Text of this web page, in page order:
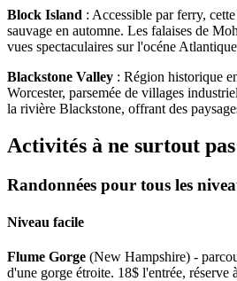
Block Island : Accessible par ferry,
sauvage en automne. Les falaises de
vues spectaculaires sur l'océne
Blackstone Valley : Région historique
Worcester, parsemée de villages
la rivière Blackstone, offrant des
Activités à ne surtout
Randonnées pour tous les
Niveau facile
Flume Gorge (New Hampshire) -
d'une gorge étroite. 18$ l'entrée, réserve